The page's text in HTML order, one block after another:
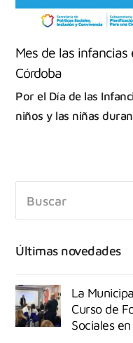
Mes de las
Córdoba
Por el Día de las
niños y las niñas
Últimas novedades
La
Curso de
Sociales